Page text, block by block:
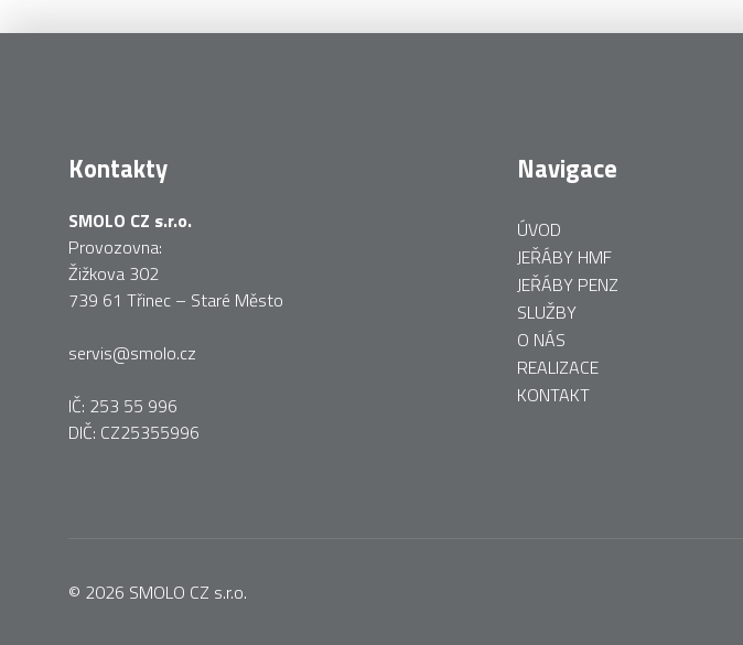
Kontakty
SMOLO CZ s.r.o.
Provozovna:
Žižkova 302
739 61 Třinec – Staré Město
servis@smolo.cz
IČ: 253 55 996
DIČ: CZ25355996
Navigace
ÚVOD
JEŘÁBY HMF
JEŘÁBY PENZ
SLUŽBY
O NÁS
REALIZACE
KONTAKT
© 2026 SMOLO CZ s.r.o.